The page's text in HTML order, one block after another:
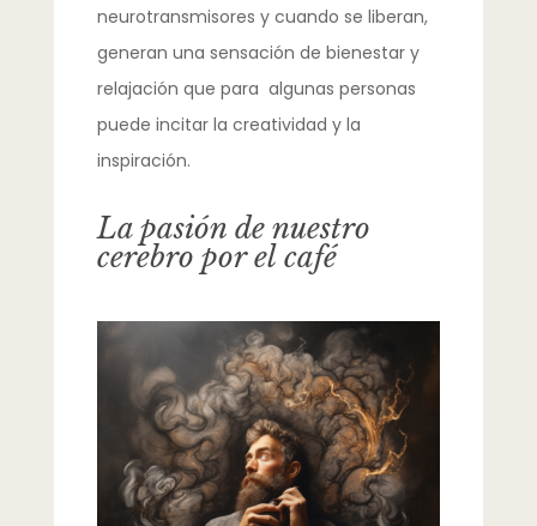
neurotransmisores y cuando se liberan,
generan una sensación de bienestar y
relajación que para algunas personas
puede incitar la creatividad y la
inspiración.
La pasión de nuestro
cerebro por el café